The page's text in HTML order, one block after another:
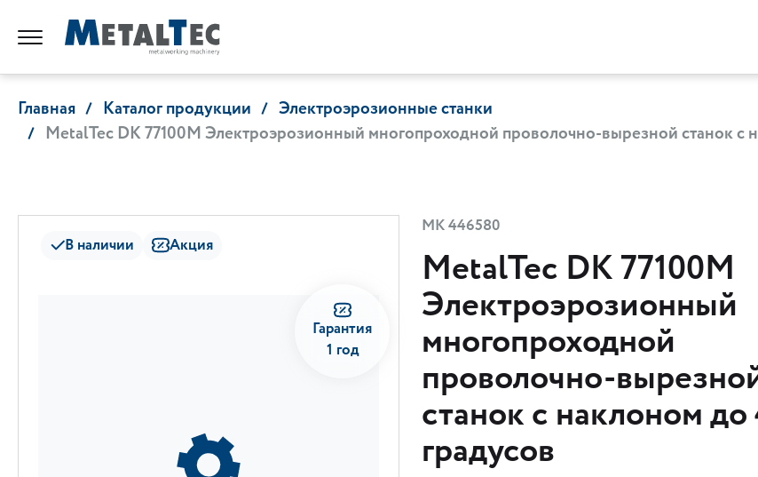
Главная Каталог продукции
Электроэрозионные станки
MetalTec DK 77100М Электроэрозионный многопроходной проволочно-вырезной станок с
В наличии Акция
Гарантия
1 год
МК 446580
MetalTec DK 77100М
Электроэрозионный
многопроходной
проволочно-
станок с наклоном до
градусов